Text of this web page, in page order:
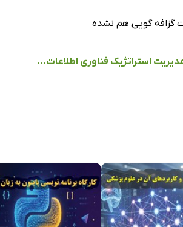
گویی هم نشده
استراتژیک فناوری اطلاعات...